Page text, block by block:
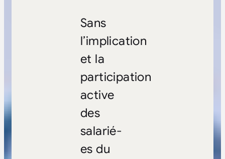
Sans
l’implication
et la
participation
active
des
salarié-
es du